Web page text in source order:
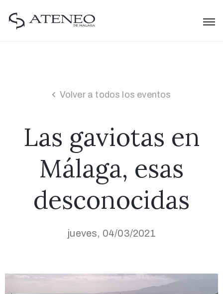
Volver a todos los eventos
Las gaviotas en
Málaga, esas
desconocidas
jueves, 04/03/2021